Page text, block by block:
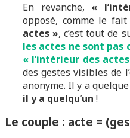
En revanche, «
opposé, comme le fait
actes », c’est tout de
les actes ne sont pas
« l’intérieur des
des gestes visibles de
anonyme. Il y a
il y a quelqu’un !
Le couple : acte =